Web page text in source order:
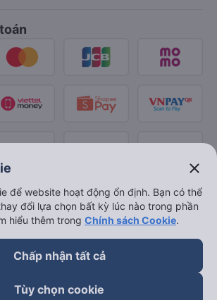
close
để website hoạt động ổn định. Bạn có thể
đổi lựa chọn bất kỳ lúc nào trong phần
hiểu thêm trong Chính sách Cookie.
Chấp nhận tất cả
Tùy chọn cookie